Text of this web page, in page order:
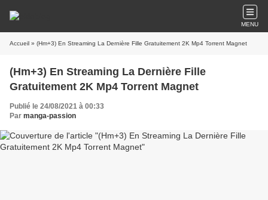
MENU
Accueil » (Hm+3) En Streaming La Dernière Fille Gratuitement 2K Mp4 Torrent Magnet
(Hm+3) En Streaming La Dernière Fille
Gratuitement 2K Mp4 Torrent Magnet
Publié le 24/08/2021 à 00:33
Par manga-passion